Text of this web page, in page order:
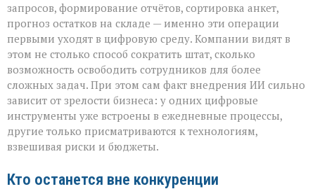
запросов, формирование отчётов, сортировка анкет,
прогноз остатков на складе — именно эти операции
первыми уходят в цифровую среду. Компании видят в
этом не столько способ сократить штат, сколько
возможность освободить сотрудников для более
сложных задач. При этом сам факт внедрения ИИ сильно
зависит от зрелости бизнеса: у одних цифровые
инструменты уже встроены в ежедневные процессы,
другие только присматриваются к технологиям,
взвешивая риски и бюджеты.
Кто останется вне конкуренции